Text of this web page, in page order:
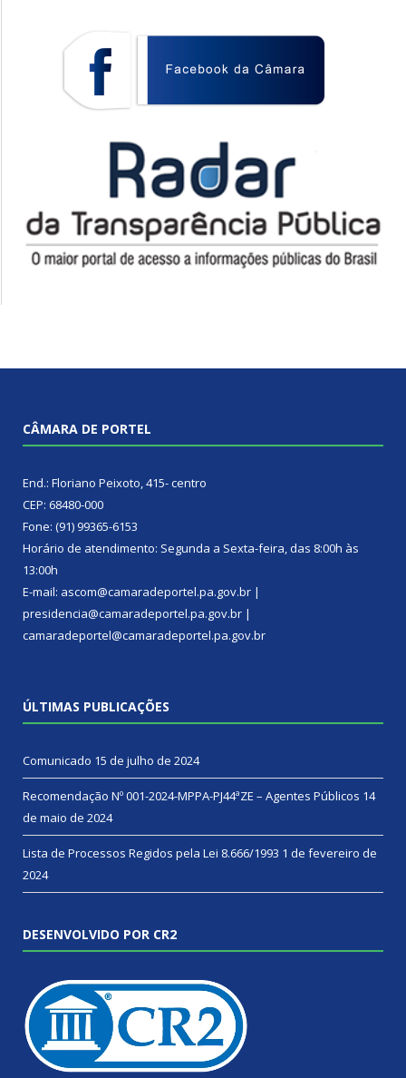
CÂMARA DE PORTEL
End.: Floriano Peixoto, 415- centro
CEP: 68480-000
Fone: (91) 99365-6153
Horário de atendimento: Segunda a Sexta-feira, das 8:00h às
13:00h
E-mail: ascom@camaradeportel.pa.gov.br |
presidencia@camaradeportel.pa.gov.br |
camaradeportel@camaradeportel.pa.gov.br
ÚLTIMAS PUBLICAÇÕES
Comunicado 15 de julho de 2024
Recomendação Nº 001-2024-MPPA-PJ44ªZE – Agentes Públicos 14
de maio de 2024
Lista de Processos Regidos pela Lei 8.666/1993 1 de fevereiro de
2024
DESENVOLVIDO POR CR2